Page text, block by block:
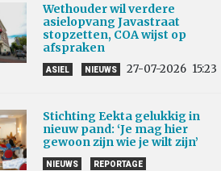
Wethouder wil verdere
asielopvang Javastraat
stopzetten, COA wijst op
afspraken
ASIEL NIEUWS 27-07-2026 15:23
Stichting Eekta gelukkig in
nieuw pand: ‘Je mag hier
gewoon zijn wie je wilt zijn’
NIEUWS REPORTAGE